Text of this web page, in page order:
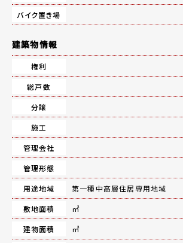
バイク置き場
建築物情報
権利
総戸数
分譲
施工
管理会社
管理形態
用途地域
第一種中高層住居専用地域
敷地面積
㎡
建物面積
㎡